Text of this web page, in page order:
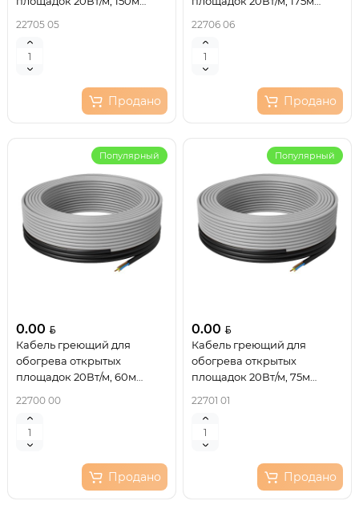
22705 05
Продано
22706 06
Продано
Популярный
0.00
Кабель греющий для
обогрева открытых
площадок 20Вт/м, 60м
22700 00
Продано
Популярный
0.00
Кабель греющий для
обогрева открытых
площадок 20Вт/м, 75м
22701 01
Продано